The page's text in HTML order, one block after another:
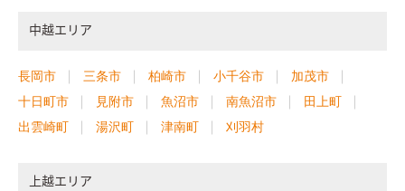
中越エリア
長岡市 三条市 柏崎市 小千谷市
加茂市
十日町市
見附市 魚沼市 南魚沼市
田上町
出雲崎町
湯沢町 津南町 刈羽村
上越エリア